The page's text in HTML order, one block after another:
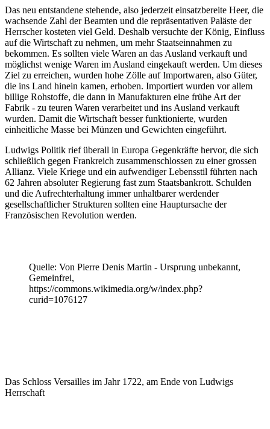
Das neu entstandene stehende, also jederzeit einsatzbereite Heer, die
wachsende Zahl der Beamten und die repräsentativen Paläste der
Herrscher kosteten viel Geld. Deshalb versuchte der König, Einfluss
auf die Wirtschaft zu nehmen, um mehr Staatseinnahmen zu
bekommen. Es sollten viele Waren an das Ausland verkauft und
möglichst wenige Waren im Ausland eingekauft werden. Um dieses
Ziel zu erreichen, wurden hohe Zölle auf Importwaren, also Güter,
die ins Land hinein kamen, erhoben. Importiert wurden vor allem
billige Rohstoffe, die dann in Manufakturen eine frühe Art der
Fabrik - zu teuren Waren verarbeitet und ins Ausland verkauft
wurden. Damit die Wirtschaft besser funktionierte, wurden
einheitliche Masse bei Münzen und Gewichten eingeführt.
Ludwigs Politik rief überall in Europa Gegenkräfte hervor, die sich
schließlich gegen Frankreich zusammenschlossen zu einer grossen
Allianz. Viele Kriege und ein aufwendiger Lebensstil führten nach
62 Jahren absoluter Regierung fast zum Staatsbankrott. Schulden
und die Aufrechterhaltung immer unhaltbarer werdender
gesellschaftlicher Strukturen sollten eine Hauptursache der
Französischen Revolution werden.
Quelle: Von Pierre Denis Martin - Ursprung unbekannt,
Gemeinfrei,
https://commons.wikimedia.org/w/index.php?
curid=1076127
Das Schloss Versailles im Jahr 1722, am Ende von Ludwigs
Herrschaft